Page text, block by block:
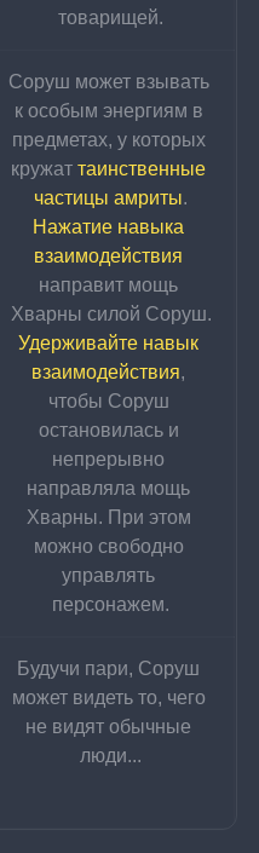
товарищей.
Соруш может взывать
к особым энергиям в
предметах, у которых
кружат таинственные
частицы амриты.
Нажатие навыка
взаимодействия
направит мощь
Хварны силой Соруш.
Удерживайте навык
взаимодействия,
чтобы Соруш
остановилась и
непрерывно
направляла мощь
Хварны. При этом
можно свободно
управлять
персонажем.
Будучи пари, Соруш
может видеть то, чего
не видят обычные
люди...